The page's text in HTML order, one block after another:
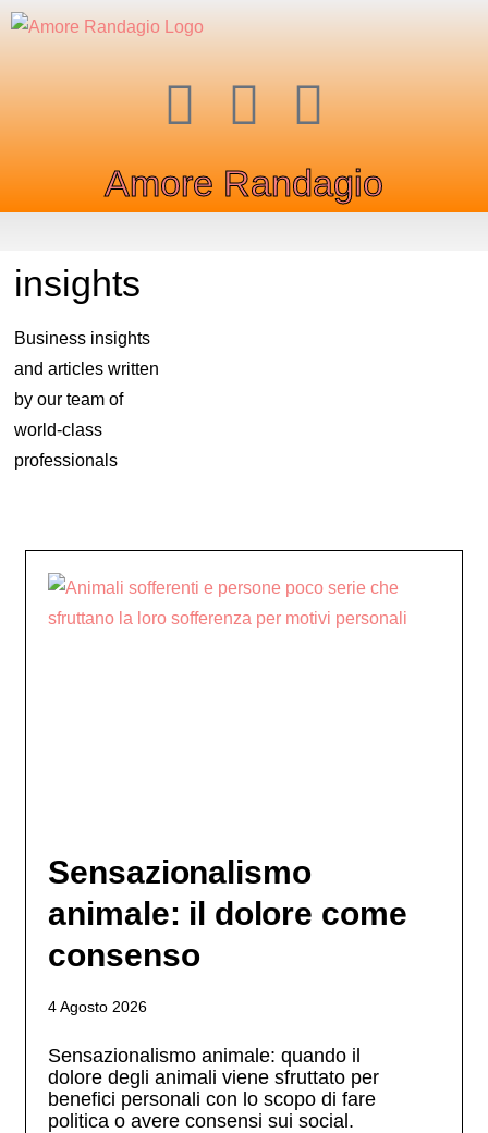
Amore Randagio
insights
Business insights
and articles written
by our team of
world-class
professionals
Sensazionalismo
animale: il dolore come
consenso
4 Agosto 2026
Sensazionalismo animale: quando il
dolore degli animali viene sfruttato per
benefici personali con lo scopo di fare
politica o avere consensi sui social.